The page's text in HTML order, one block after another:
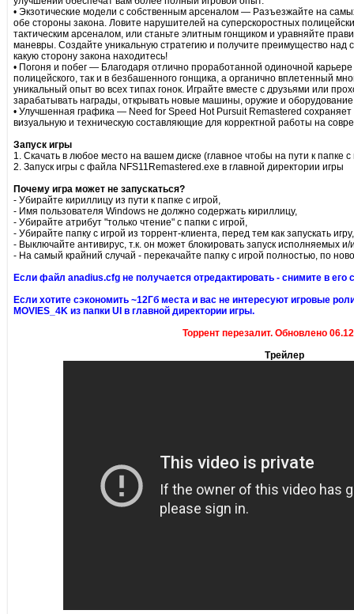
• Экзотические модели с собственным арсеналом — Разъезжайте на
обе стороны закона. Ловите нарушителей на суперскоростных
тактическим арсеналом, или станьте элитным гонщиком и уравняйте
маневры. Создайте уникальную стратегию и получите преимущество над
какую сторону закона находитесь!
• Погоня и побег — Благодаря отлично проработанной одиночной
полицейского, так и в безбашенного гонщика, а органично вплетенный
уникальный опыт во всех типах гонок. Играйте вместе с друзьями или
зарабатывать награды, открывать новые машины, оружие и
• Улучшенная графика — Need for Speed Hot Pursuit Remastered
визуальную и техническую составляющие для корректной работы на
Запуск игры
1. Скачать в любое место на вашем диске (главное чтобы на пути к папке
2. Запуск игры с файла NFS11Remastered.exe в главной директории игры
Почему игра может не запускаться?
- Убирайте кириллицу из пути к папке с игрой,
- Имя пользователя Windows не должно содержать кириллицу,
- Убирайте атрибут "только чтение" с папки с игрой,
- Убирайте папку с игрой из торрент-клиента, перед тем как запускать игру,
- Выключайте антивирус, т.к. он может блокировать запуск исполняемых
- На самый крайний случай - перекачайте папку с игрой полностью, по
Если файл anadius.cfg не получается отредактировать - снимите в его
Если хотите сэкономить ~12Гб места и вас не интересуют игровые
MOVIES_4K из папки UI в главной директории игры.
Торрент перезалит. Обновлено
Трейлер